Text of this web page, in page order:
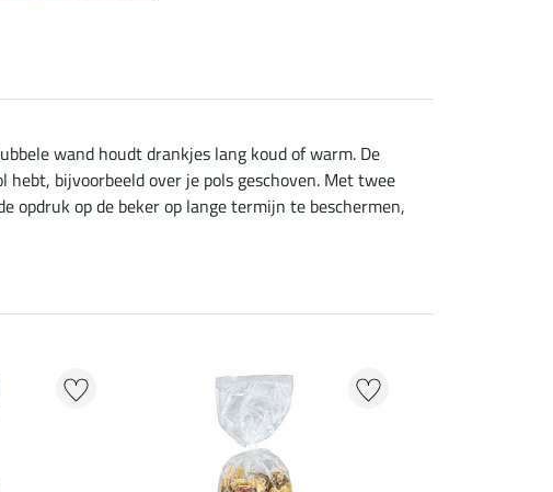
wand houdt drankjes lang koud of warm. De
bijvoorbeeld over je pols geschoven. Met twee
opdruk op de beker op lange termijn te beschermen,